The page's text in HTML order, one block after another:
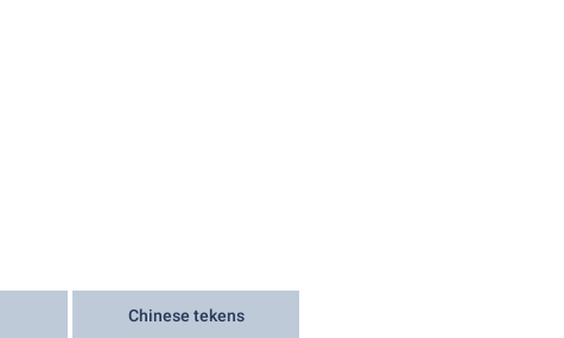
Chinese tekens